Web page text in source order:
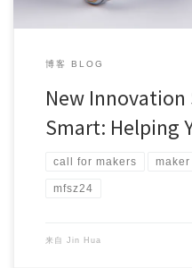
博客 BLOG
New
Smart: Helping
call for makers maker
mfsz24
来自 Jin Hua